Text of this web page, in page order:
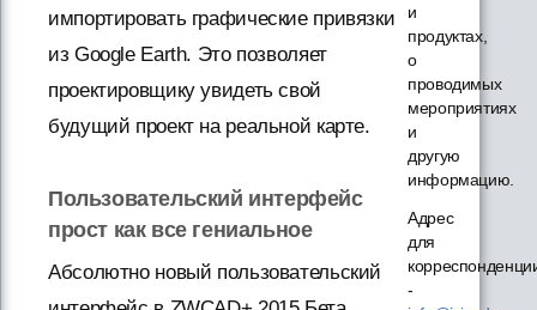
импортировать графические привязки
из Google Earth. Это позволяет
проектировщику увидеть свой
будущий проект на реальной карте.
Пользовательский интерфейс
прост как все гениальное
Абсолютно новый пользовательский
и
продуктах,
о
проводимых
мероприятиях
и
другую
информацию.
Адрес
для
-